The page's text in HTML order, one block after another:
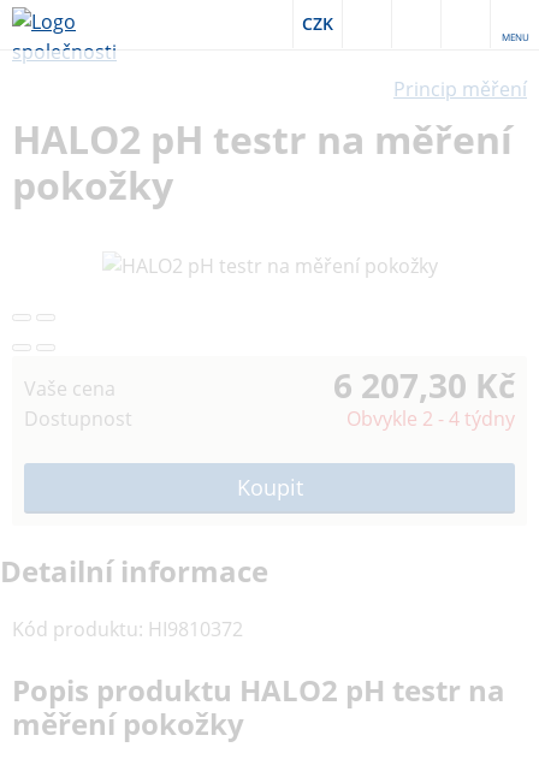
CZK
MENU
Princip měření
HALO2 pH testr na měření
pokožky
Vaše cena 6 207,30 Kč
Dostupnost Obvykle 2 - 4 týdny
Detailní informace
Kód produktu: HI9810372
Popis produktu HALO2 pH testr na
měření pokožky